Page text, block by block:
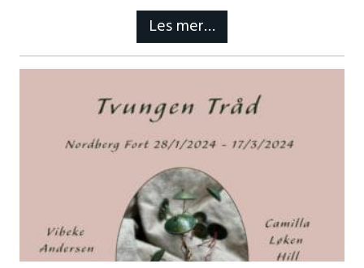
Les mer…